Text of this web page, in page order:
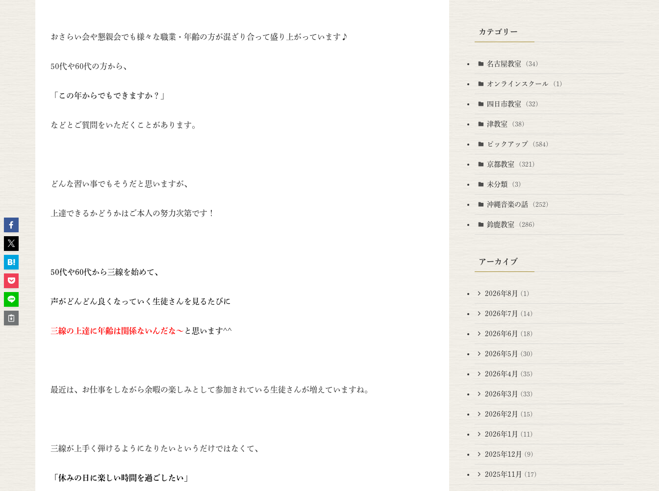
おさらい会や懇親会でも様々な職業・年齢の方が混ざり合って盛り上がっています♪
50代や60代の方から、
「この年からでもできますか？」
などとご質問をいただくことがあります。
どんな習い事でもそうだと思いますが、
上達できるかどうかはご本人の努力次第です！
50代や60代から三線を始めて、
声がどんどん良くなっていく生徒さんを見るたびに
三線の上達に年齢は関係ないんだな～ と思います^^
最近は、お仕事をしながら余暇の楽しみとして参加されている生徒さんが増えていますね。
三線が上手く弾けるようになりたいというだけではなくて、
「休みの日に楽しい時間を過ごしたい」
カテゴリー
名古屋教室 (34)
オンラインスクール (1)
四日市教室 (32)
津教室 (38)
ピックアップ (584)
京都教室 (321)
未分類 (3)
沖縄音楽の話 (252)
鈴鹿教室 (286)
アーカイブ
2026年8月 (1)
2026年7月 (14)
2026年6月 (18)
2026年5月 (30)
2026年4月 (35)
2026年3月 (33)
2026年2月 (15)
2026年1月 (11)
2025年12月 (9)
2025年11月 (17)